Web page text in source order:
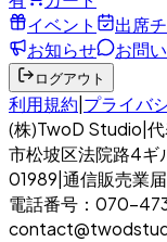
イベント
出席
お知らせ
お問
ログアウト
利用規約 プライバ
(株)TwoD Studio
市松坡区法院路4ギ
01989 通信販売業
電話番号：070-